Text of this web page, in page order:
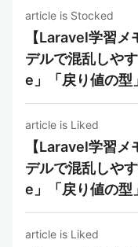
article is Stocked
【Laravel学習
デルで混乱しや
e」「戻り値の型
article is Liked
【Laravel学習
デルで混乱しや
e」「戻り値の型
article is Liked